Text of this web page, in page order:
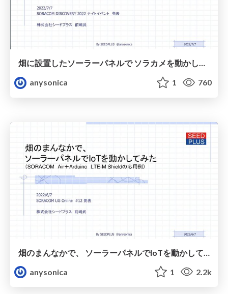
畑に設置したソーラーパネルで ソラカメを動かしたい①
anysonica
1 760
anysonica
1 2.2k